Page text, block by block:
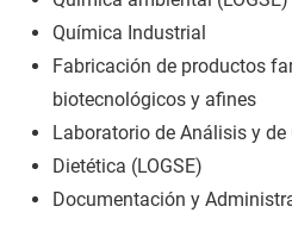
Química Industrial
Fabricación de productos
biotecnológicos y afines
Laboratorio de Análisis y de
Dietética (LOGSE)
Documentación y